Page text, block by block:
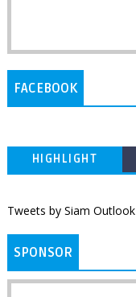
FACEBOOK
HIGHLIGHT
Tweets by Siam Outlook
SPONSOR